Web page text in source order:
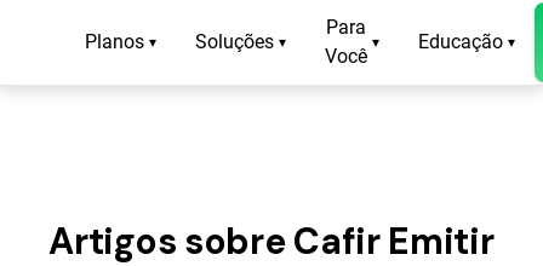
Planos ▾ Soluções ▾
Para
Você
▾ Educação ▾
Artigos sobre Cafir Emitir